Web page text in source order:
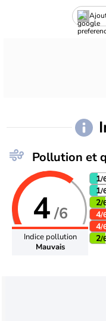
Pollution et
4/6
Indice pollution
Mauvais
1/
1/
2/
4/
4/
2/